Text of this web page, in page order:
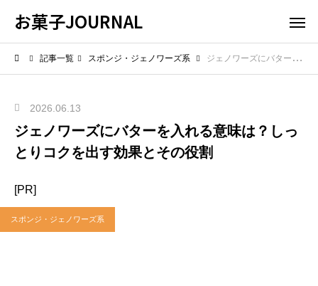
お菓子JOURNAL
記事一覧 スポンジ・ジェノワーズ系 ジェノワーズにバターを入れる意味は？しっとりコクを出す効果とその役割
2026.06.13
ジェノワーズにバターを入れる意味は？しっ
とりコクを出す効果とその役割
[PR]
スポンジ・ジェノワーズ系